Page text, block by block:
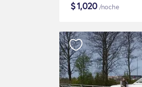
$1,020 /noche